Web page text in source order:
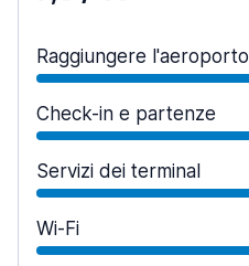
Raggiungere l'aeroporto
Check-in e partenze
Servizi dei terminal
Wi-Fi